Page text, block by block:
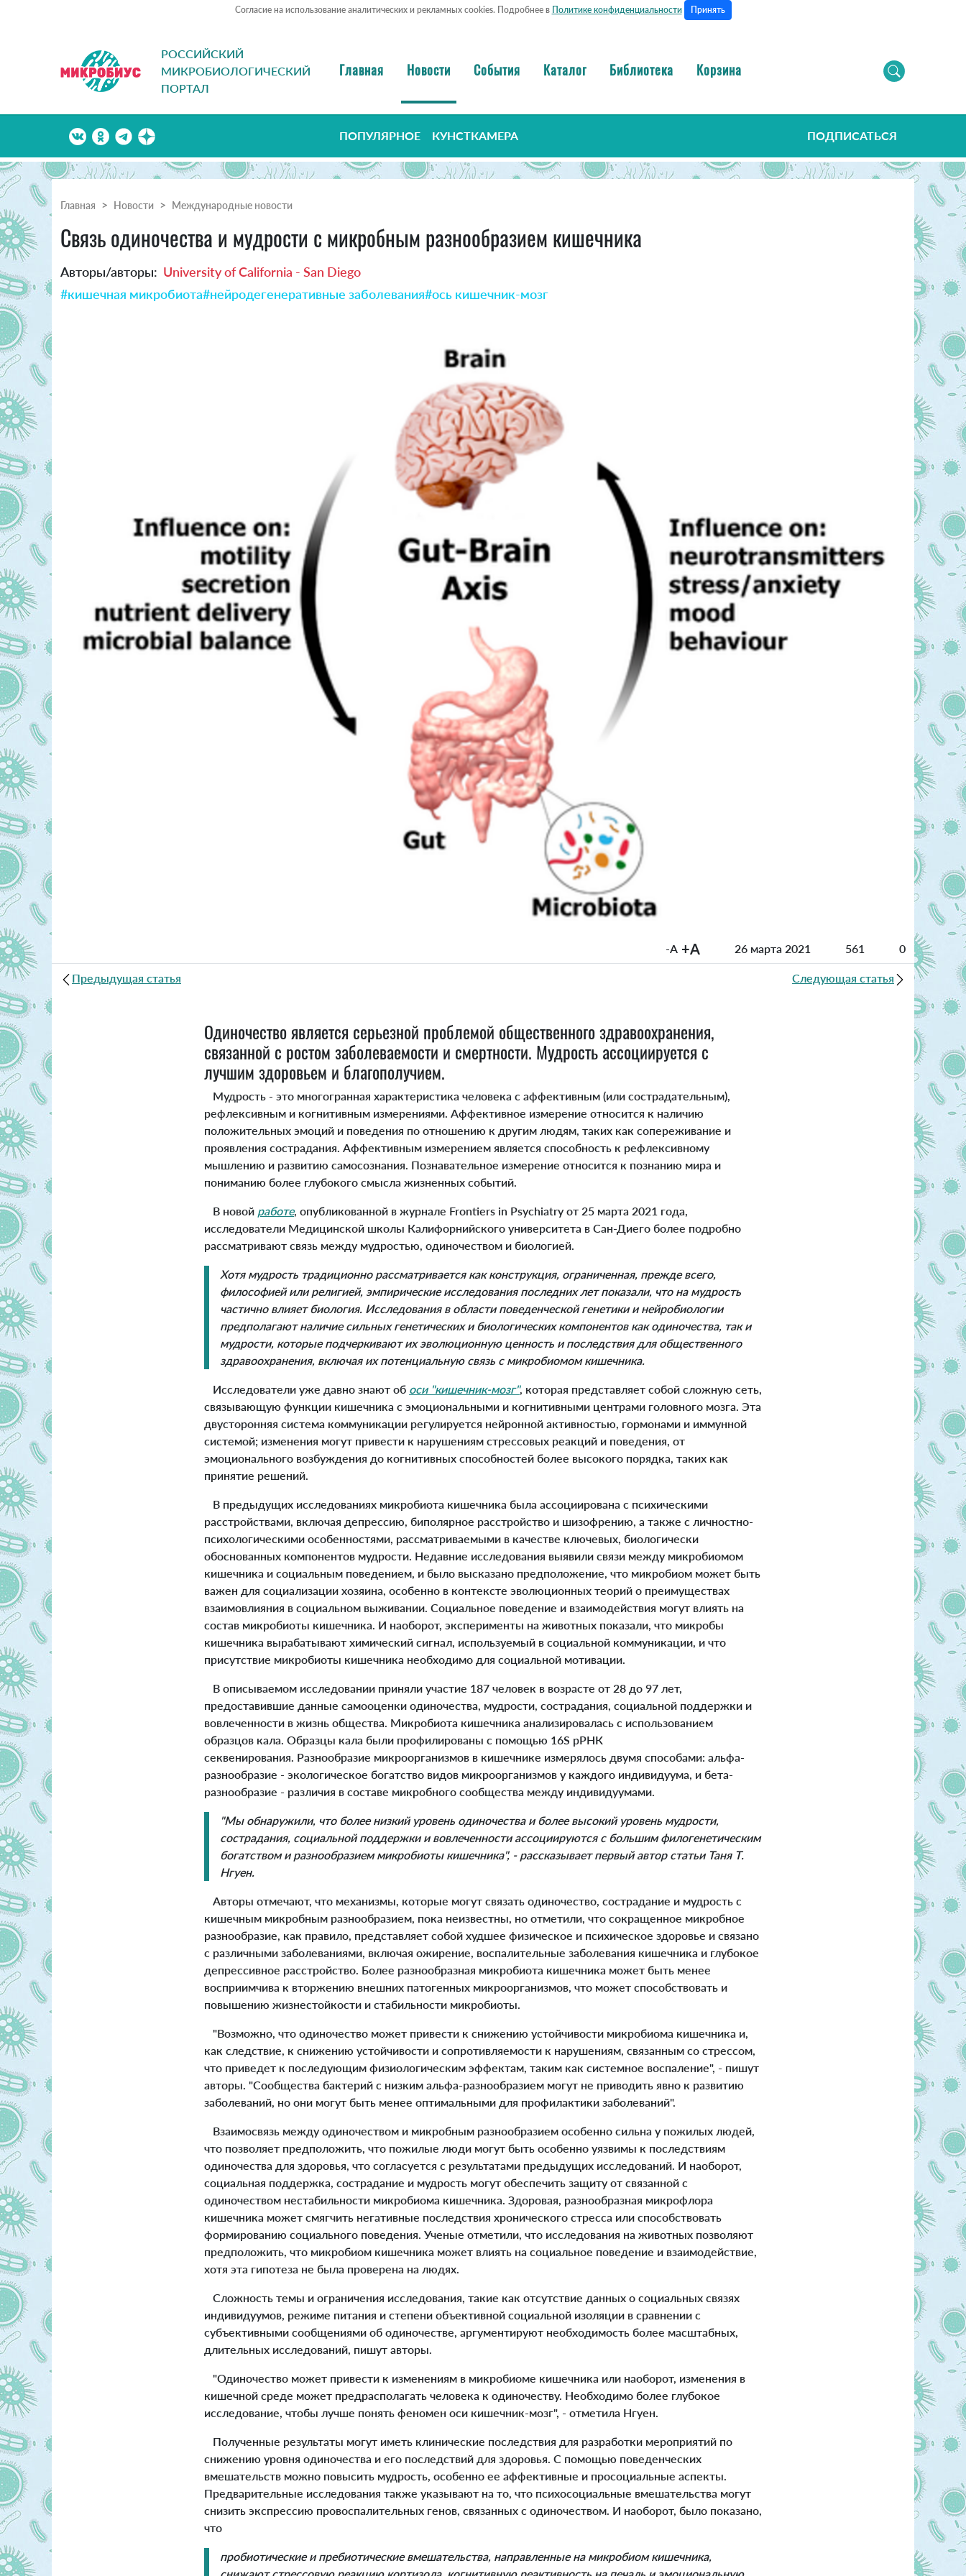
Согласие на использование аналитических и рекламных cookies. Подробнее в Политике конфиденциальности Принять
РОССИЙСКИЙ
МИКРОБИОЛОГИЧЕСКИЙ
ПОРТАЛ
Главная Новости События Каталог Библиотека Корзина
ПОПУЛЯРНОЕ КУНСТКАМЕРА ПОДПИСАТЬСЯ
Главная Новости Международные новости
Связь одиночества и мудрости с микробным разнообразием кишечника
Авторы/авторы: University of California - San Diego
#кишечная микробиота#нейродегенеративные заболевания#ось кишечник-мозг
-A +A 26 марта 2021 561 0
Предыдущая статья Следующая статья
Одиночество является серьезной проблемой общественного здравоохранения,
связанной с ростом заболеваемости и смертности. Мудрость ассоциируется с
лучшим здоровьем и благополучием.
Мудрость - это многогранная характеристика человека с аффективным (или сострадательным),
рефлексивным и когнитивным измерениями. Аффективное измерение относится к наличию
положительных эмоций и поведения по отношению к другим людям, таких как сопереживание и
проявления сострадания. Аффективным измерением является способность к рефлексивному
мышлению и развитию самосознания. Познавательное измерение относится к познанию мира и
пониманию более глубокого смысла жизненных событий.
В новой работе, опубликованной в журнале Frontiers in Psychiatry от 25 марта 2021 года,
исследователи Медицинской школы Калифорнийского университета в Сан-Диего более подробно
рассматривают связь между мудростью, одиночеством и биологией.
Хотя мудрость традиционно рассматривается как конструкция, ограниченная, прежде всего,
философией или религией, эмпирические исследования последних лет показали, что на мудрость
частично влияет биология. Исследования в области поведенческой генетики и нейробиологии
предполагают наличие сильных генетических и биологических компонентов как одиночества, так и
мудрости, которые подчеркивают их эволюционную ценность и последствия для общественного
здравоохранения, включая их потенциальную связь с микробиомом кишечника.
Исследователи уже давно знают об оси "кишечник-мозг", которая представляет собой сложную сеть,
связывающую функции кишечника с эмоциональными и когнитивными центрами головного мозга. Эта
двусторонняя система коммуникации регулируется нейронной активностью, гормонами и иммунной
системой; изменения могут привести к нарушениям стрессовых реакций и поведения, от
эмоционального возбуждения до когнитивных способностей более высокого порядка, таких как
принятие решений.
В предыдущих исследованиях микробиота кишечника была ассоциирована с психическими
расстройствами, включая депрессию, биполярное расстройство и шизофрению, а также с личностно-
психологическими особенностями, рассматриваемыми в качестве ключевых, биологически
обоснованных компонентов мудрости. Недавние исследования выявили связи между микробиомом
кишечника и социальным поведением, и было высказано предположение, что микробиом может быть
важен для социализации хозяина, особенно в контексте эволюционных теорий о преимуществах
взаимовлияния в социальном выживании. Социальное поведение и взаимодействия могут влиять на
состав микробиоты кишечника. И наоборот, эксперименты на животных показали, что микробы
кишечника вырабатывают химический сигнал, используемый в социальной коммуникации, и что
присутствие микробиоты кишечника необходимо для социальной мотивации.
В описываемом исследовании приняли участие 187 человек в возрасте от 28 до 97 лет,
предоставившие данные самооценки одиночества, мудрости, сострадания, социальной поддержки и
вовлеченности в жизнь общества. Микробиота кишечника анализировалась с использованием
образцов кала. Образцы кала были профилированы с помощью 16S рРНК
секвенирования. Разнообразие микроорганизмов в кишечнике измерялось двумя способами: альфа-
разнообразие - экологическое богатство видов микроорганизмов у каждого индивидуума, и бета-
разнообразие - различия в составе микробного сообщества между индивидуумами.
"Мы обнаружили, что более низкий уровень одиночества и более высокий уровень мудрости,
сострадания, социальной поддержки и вовлеченности ассоциируются с большим филогенетическим
богатством и разнообразием микробиоты кишечника", - рассказывает первый автор статьи Таня Т.
Нгуен.
Авторы отмечают, что механизмы, которые могут связать одиночество, сострадание и мудрость с
кишечным микробным разнообразием, пока неизвестны, но отметили, что сокращенное микробное
разнообразие, как правило, представляет собой худшее физическое и психическое здоровье и связано
с различными заболеваниями, включая ожирение, воспалительные заболевания кишечника и глубокое
депрессивное расстройство. Более разнообразная микробиота кишечника может быть менее
восприимчива к вторжению внешних патогенных микроорганизмов, что может способствовать и
повышению жизнестойкости и стабильности микробиоты.
"Возможно, что одиночество может привести к снижению устойчивости микробиома кишечника и,
как следствие, к снижению устойчивости и сопротивляемости к нарушениям, связанным со стрессом,
что приведет к последующим физиологическим эффектам, таким как системное воспаление", - пишут
авторы. "Сообщества бактерий с низким альфа-разнообразием могут не приводить явно к развитию
заболеваний, но они могут быть менее оптимальными для профилактики заболеваний".
Взаимосвязь между одиночеством и микробным разнообразием особенно сильна у пожилых людей,
что позволяет предположить, что пожилые люди могут быть особенно уязвимы к последствиям
одиночества для здоровья, что согласуется с результатами предыдущих исследований. И наоборот,
социальная поддержка, сострадание и мудрость могут обеспечить защиту от связанной с
одиночеством нестабильности микробиома кишечника. Здоровая, разнообразная микрофлора
кишечника может смягчить негативные последствия хронического стресса или способствовать
формированию социального поведения. Ученые отметили, что исследования на животных позволяют
предположить, что микробиом кишечника может влиять на социальное поведение и взаимодействие,
хотя эта гипотеза не была проверена на людях.
Сложность темы и ограничения исследования, такие как отсутствие данных о социальных связях
индивидуумов, режиме питания и степени объективной социальной изоляции в сравнении с
субъективными сообщениями об одиночестве, аргументируют необходимость более масштабных,
длительных исследований, пишут авторы.
"Одиночество может привести к изменениям в микробиоме кишечника или наоборот, изменения в
кишечной среде может предрасполагать человека к одиночеству. Необходимо более глубокое
исследование, чтобы лучше понять феномен оси кишечник-мозг", - отметила Нгуен.
Полученные результаты могут иметь клинические последствия для разработки мероприятий по
снижению уровня одиночества и его последствий для здоровья. С помощью поведенческих
вмешательств можно повысить мудрость, особенно ее аффективные и просоциальные аспекты.
Предварительные исследования также указывают на то, что психосоциальные вмешательства могут
снизить экспрессию провоспалительных генов, связанных с одиночеством. И наоборот, было показано,
что
пробиотические и пребиотические вмешательства, направленные на микробиом кишечника,